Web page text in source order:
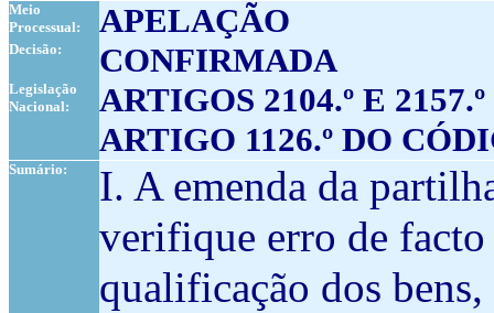
Meio
Processual:
APELAÇÃO
Decisão: CONFIRMADA
Legislação
Nacional:
ARTIGOS 2104.º E
ARTIGO 1126.º DO
Sumário:
I. A emenda da
verifique erro de facto
qualificação dos